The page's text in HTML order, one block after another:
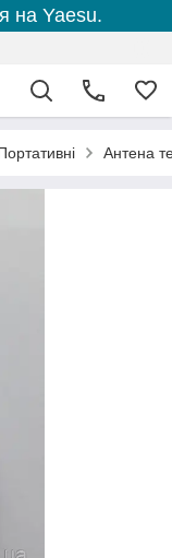
на Yaesu.
Антена